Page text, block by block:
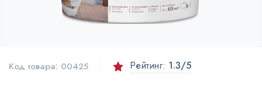
Код товара: 00425 Рейтинг: 1.3/5